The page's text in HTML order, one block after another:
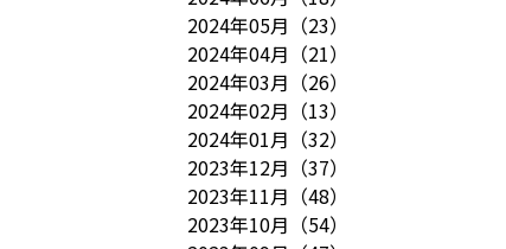
2024年05月 （23）
2024年04月 （21）
2024年03月 （26）
2024年02月 （13）
2024年01月 （32）
2023年12月 （37）
2023年11月 （48）
2023年10月 （54）